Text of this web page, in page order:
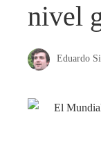
nivel
Eduardo